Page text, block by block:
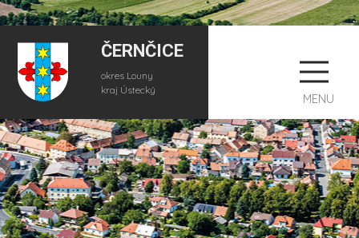
ČERNČICE
okres Louny
kraj Ústecký
MENU